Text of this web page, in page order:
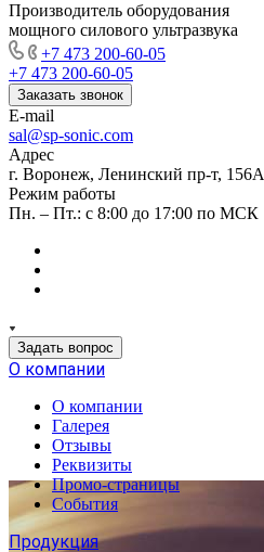
Производитель оборудования
мощного силового ультразвука
+7 473 200-60-05
+7 473 200-60-05
Заказать звонок
E-mail
sal@sp-sonic.com
Адрес
г. Воронеж, Ленинский пр-т, 156А
Режим работы
Пн. – Пт.: с 8:00 до 17:00 по МСК
Задать вопрос
О компании
О компании
Галерея
Отзывы
Реквизиты
Промо-страницы
События
Продукция